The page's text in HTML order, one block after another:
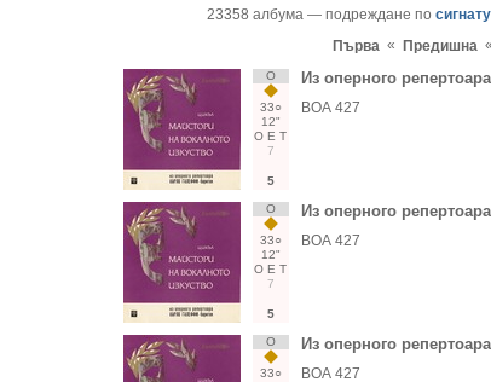
23358 албума — подреждане по
Първа « Предишна «
О
33○
12"
О Е Т
7
5
Из оперного
ВОА 427
О
33○
12"
О Е Т
7
5
Из оперного
ВОА 427
О
33○
Из оперного
ВОА 427